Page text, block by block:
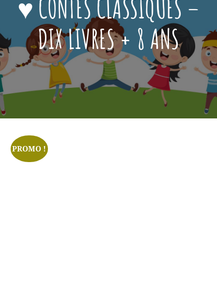
♥ CONTES CLASSIQUES –
DIX LIVRES + 8 ANS
Posted
On
Décembre
24,
2023
PROMO !